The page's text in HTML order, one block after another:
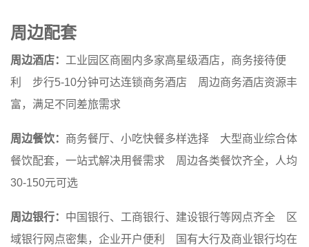
周边配套
周边酒店： 工业园区商圈内多家高星级酒店，商务接待便
利 步行5-10分钟可达连锁商务酒店 周边商务酒店资源丰
富，满足不同差旅需求
周边餐饮： 商务餐厅、小吃快餐多样选择 大型商业综合体
餐饮配套，一站式解决用餐需求 周边各类餐饮齐全，人均
30-150元可选
周边银行： 中国银行、工商银行、建设银行等网点齐全 区
域银行网点密集，企业开户便利 国有大行及商业银行均在